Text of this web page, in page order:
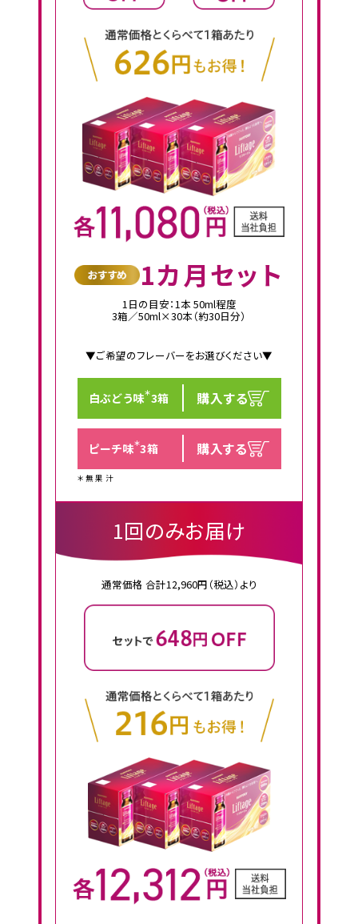
1カ月セット
1日の目安：1本 50ml程度
3箱／50ml×30本（約30日分）
▼ご希望のフレーバーをお選びください▼
白ぶどう味＊3箱 購入する
ピーチ味＊3箱 購入する
＊無果汁
1回のみお届け
通常価格 合計12,960円（税込）より